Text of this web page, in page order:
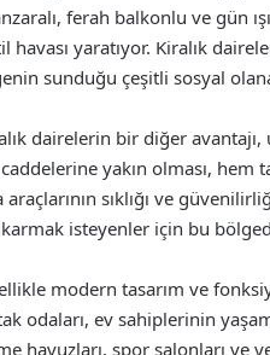
ferah balkonlu ve gün
havası yaratıyor. Kiralık
sunduğu çeşitli sosyal
dairelerin bir diğer avantajı,
yakın olması,
araçlarının sıklığı ve
isteyenler için bu
modern tasarım ve
odaları, ev sahiplerinin
havuzları, spor salonları